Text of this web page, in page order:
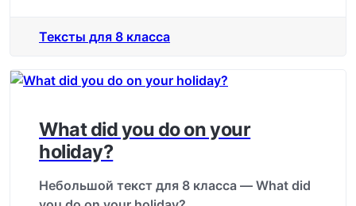
Тексты для 8 класса
What did you do on your
holiday?
Небольшой текст для 8 класса — What did